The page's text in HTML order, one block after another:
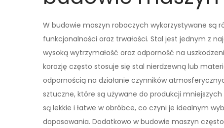
W budowie maszyn roboczych wykorzystywane są
funkcjonalności oraz trwałości. Stal jest jednym z
wysoką wytrzymałość oraz odporność na
korozję często stosuje się stal nierdzewną lub
odpornością na działanie czynników
sztuczne, które są używane do produkcji
są lekkie i łatwe w obróbce, co czyni je idealnym
dopasowania. Dodatkowo w budowie maszyn